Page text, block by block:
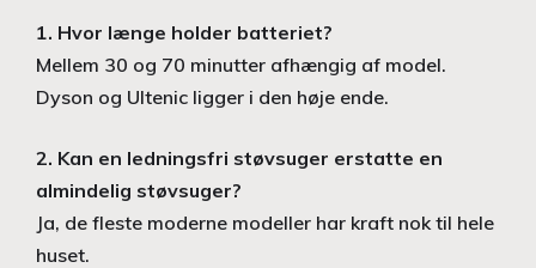
1. Hvor længe holder batteriet?
Mellem 30 og 70 minutter afhængig af model.
Dyson og Ultenic ligger i den høje ende.
2. Kan en ledningsfri støvsuger erstatte en
almindelig støvsuger?
Ja, de fleste moderne modeller har kraft nok til hele
huset.